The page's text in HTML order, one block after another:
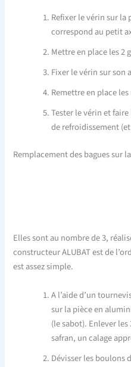
Refixer le vérin sur la
correspond au petit
Mettre en place les 2
Fixer le vérin sur son
Remettre en place
Tester le vérin et
de refroidissement
Remplacement des bagues sur
Elles sont au nombre de 3,
constructeur ALUBAT est de
est assez simple.
A l’aide d’un
sur la pièce en
(le sabot). Enlever
safran, un calage
Dévisser les boulons